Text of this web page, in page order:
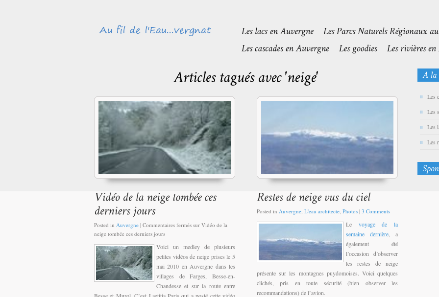
Posted in Auvergne | Commentaires fermés sur Vidéo de la
neige tombée ces derniers jours
Voici un medley de plusieurs
petites vidéos de neige prises le 5
mai 2010 en Auvergne dans les
villages de Farges, Besse-en-
Chandesse et sur la route entre
Posted in Auvergne L'eau architecte Photos | 3 Comments
Le voyage de la
semaine dernière , a
également été
l’occasion d’observer
les restes de neige
présente sur les montagnes puydomoises. Voici quelques
clichés, pris en toute sécurité (bien observer les
recommandations) de l’avion.
Les
Les
Les
Les